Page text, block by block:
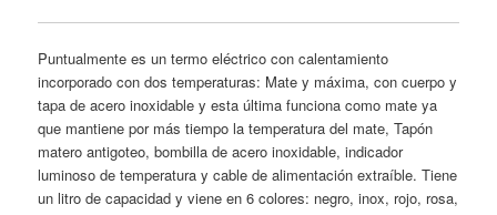
Puntualmente es un termo eléctrico con calentamiento
incorporado con dos temperaturas: Mate y máxima, con cuerpo y
tapa de acero inoxidable y esta última funciona como mate ya
que mantiene por más tiempo la temperatura del mate, Tapón
matero antigoteo, bombilla de acero inoxidable, indicador
luminoso de temperatura y cable de alimentación extraíble. Tiene
un litro de capacidad y viene en 6 colores: negro, inox, rojo, rosa,